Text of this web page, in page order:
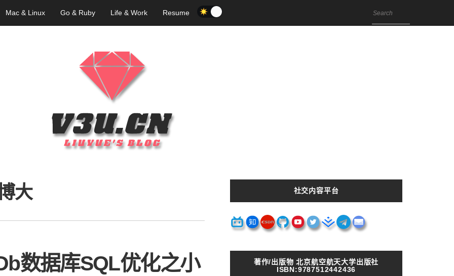
Mac & Linux Go & Ruby Life & Work Resume
大
数据库SQL优化之小
社交内容平台
著作/出版物 北京航空航天大学出版社
ISBN:9787512442436